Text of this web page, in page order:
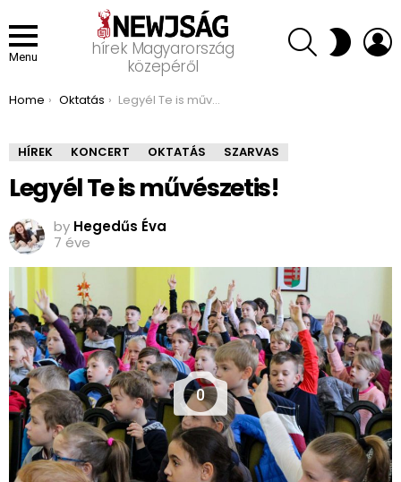
Menu
hírek Magyarország
közepéről
SEARCH SWITCH
SKIN
You are here:
Home Oktatás Legyél Te is művészetis!
HÍREK KONCERT OKTATÁS SZARVAS
Legyél Te is művészetis!
by Hegedűs Éva
7 éve
0